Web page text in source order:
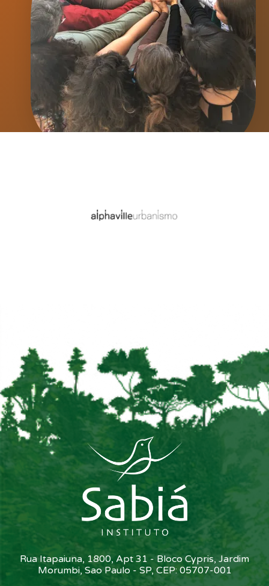
Rua Itapaiuna, 1800, Apt 31 - Bloco Cypris, Jardim
Morumbi, Sao Paulo - SP, CEP: 05707-001